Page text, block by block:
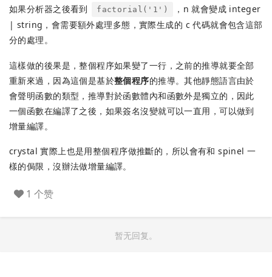
如果分析器之後看到
factorial('1')
，n 就會變成 integer
| string，會需要額外處理多態，實際生成的 c 代碼就會包含這部
分的處理。
這樣做的後果是，整個程序如果變了一行，之前的推導就要全部
重新來過，因為這個是基於整個程序的推導。其他靜態語言由於
會聲明函數的類型，推導對於函數體內和函數外是獨立的，因此
一個函數在編譯了之後，如果簽名沒變就可以一直用，可以做到
增量編譯。
crystal 實際上也是用整個程序做推斷的，所以會有和 spinel 一
樣的侷限，沒辦法做增量編譯。
1 个赞
暂无回复。